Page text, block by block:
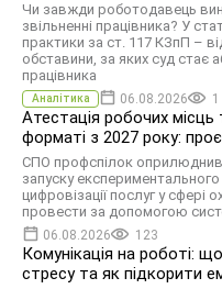
Чи завжди роботодавець
звільненні працівника? У
практики за ст. 117 КЗпП –
обставини, за яких суд стає
працівника
Аналітика 06.08.2026
Атестація робочих
форматі з 2027 року:
СПО профспілок
запуску
цифровізації послуг у сфері
провести за допомогою
06.08.2026 123
Комунікація на роботі:
стресу та як підкорити